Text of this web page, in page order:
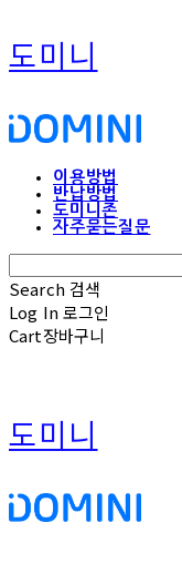
도미니
이용방법
반납방법
도미니존
자주묻는질문
Search 검색
Log In로그인
Cart장바구니
도미니